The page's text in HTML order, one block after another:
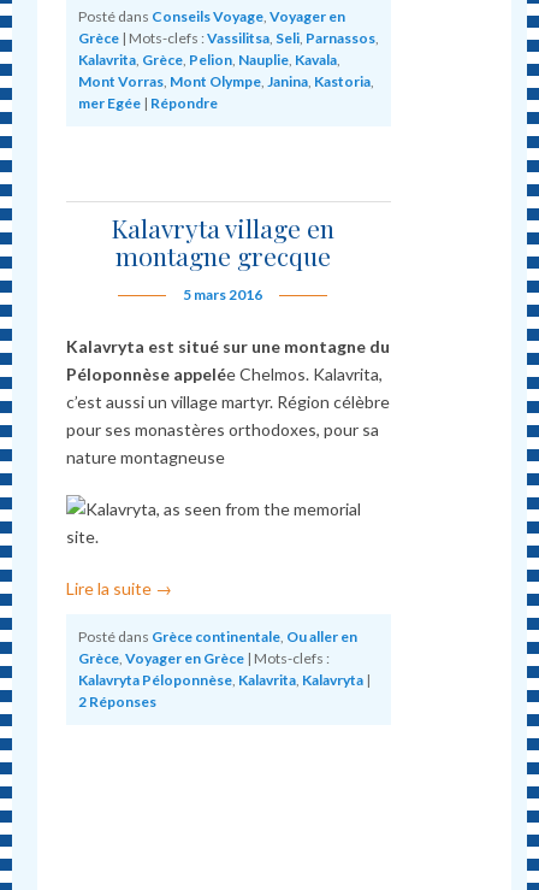
Posté dans Conseils Voyage,Voyager en
Grèce | Mots-clefs : Vassilitsa, Seli, Parnassos,
Kalavrita, Grèce, Pelion, Nauplie, Kavala,
Mont Vorras, Mont Olympe,Janina, Kastoria,
mer Egée | Répondre
Kalavryta village en
montagne grecque
5 mars 2016
Kalavryta est situé sur une montagne du
Péloponnèse appelée Chelmos. Kalavrita,
c’est aussi un village martyr. Région célèbre
pour ses monastères orthodoxes, pour sa
nature montagneuse
Lire la suite →
Posté dans Grèce continentale, Ou aller en
Grèce,Voyager en Grèce | Mots-clefs :
Kalavryta Péloponnèse, Kalavrita, Kalavryta |
2 Réponses